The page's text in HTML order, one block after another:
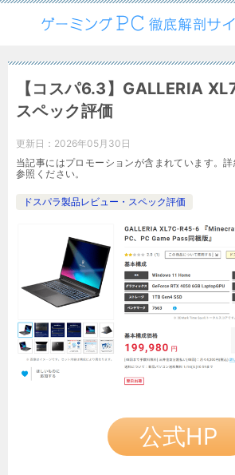
【コスパ6.3】GALLERIA
スペック評価
更新日： 2026年05月30日
当記事にはプロモーションが含まれています。詳
参照ください。
ドスパラ製品レビュー・スペック評価
公式HP